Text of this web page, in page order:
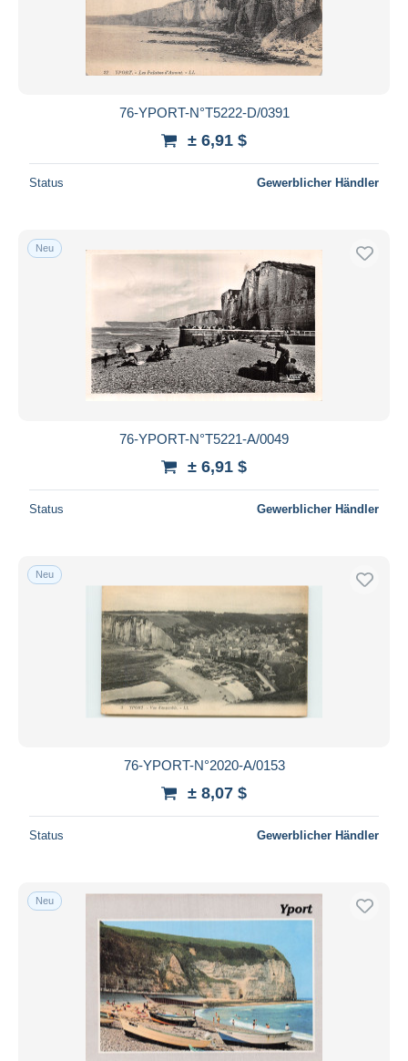
76-YPORT-N°T5222-D/0391
± 6,91 $
Status Gewerblicher Händler
Neu
76-YPORT-N°T5221-A/0049
± 6,91 $
Status Gewerblicher Händler
Neu
76-YPORT-N°2020-A/0153
± 8,07 $
Status Gewerblicher Händler
Neu